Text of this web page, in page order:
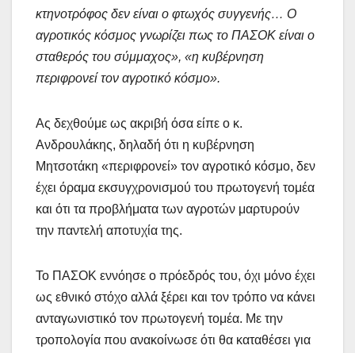
κτηνοτρόφος δεν είναι ο φτωχός συγγενής… Ο
αγροτικός κόσμος γνωρίζει πως το ΠΑΣΟΚ είναι ο
σταθερός του σύμμαχος», «η κυβέρνηση
περιφρονεί τον αγροτικό κόσμο».
Ας δεχθούμε ως ακριβή όσα είπε ο κ.
Ανδρουλάκης, δηλαδή ότι η κυβέρνηση
Μητσοτάκη «περιφρονεί» τον αγροτικό κόσμο, δεν
έχει όραμα εκσυγχρονισμού του πρωτογενή τομέα
και ότι τα προβλήματα των αγροτών μαρτυρούν
την παντελή αποτυχία της.
Το ΠΑΣΟΚ εννόησε ο πρόεδρός του, όχι μόνο έχει
ως εθνικό στόχο αλλά ξέρει και τον τρόπο να κάνει
ανταγωνιστικό τον πρωτογενή τομέα. Με την
τροπολογία που ανακοίνωσε ότι θα καταθέσει για